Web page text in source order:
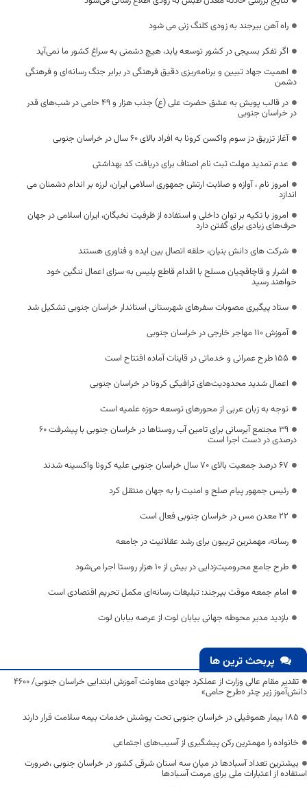
راه آهن بیرجند به زودی کلنگ زنی می شود
اگر تفکر بسیجی در کشور توسعه یابد، هیچ دشمنی به سراغ کشور ما نمی‌آید
اهمیت جهاد تبیین و برنامه‌ریزی دقیق فرهنگی در برابر جنگ رسانه‌ای و فرهنگی
دشمن
در قالب پویش به عشق حضرت علی (ع) جذب هزار و ۴۹ حامی در شب‌های قدر
در خراسان جنوبی
آغاز تزریق دز سوم واکسن کرونا به افراد بالای ۶۰ سال در خراسان جنوبی
عدم تمدید مهلت ثبت نام اصناف برای دریافت کد بهداشتی
امروز نام ، آوازه و صلابت ارتش جمهوری اسلامی ایران، لرزه بر اندام دشمنان می
اندازد
امروز با تکیه بر توان داخلی و استفاده از ظرفیت نخبگان، ایران اسلامی در جهان
حرف‌های زیادی برای گفتن دارد
شرکت های دانش بنیان، حلقه اتصال بین ایده و فناوری هستند
اشرار و قاچاقچیان مسلح با اقدام قاطع پلیس به سزای اعمال ننگین خود
خواهند رسید
ستاد پیگیری مصوبات سفرهای شهرستانی استاندار خراسان جنوبی تشکیل شد
آموزش 110 مهاجر خارجی در خراسان جنوبی
۱۵۵ طرح عمرانی و خدماتی در قاینات آماده افتتاح است
اعمال شدید محدودیت‌های ترافیکی کرونا در خراسان جنوبی
توجه به زبان عربی از محورهای توسعه حوزه علمیه است
۳۹ مجتمع آبرسانی برای تامین آب روستاها در خراسان جنوبی با پیشرفت ۶۰
درصدی در دست اجرا است
۶۷ درصد جمعیت بالای ۷۰ سال خراسان جنوبی علیه کرونا واکسینه شدند
رئیس جمهور پیام صلح و امنیت را به جهان منتقل کرد
۲۲ معدن مس در خراسان جنوبی فعال است
رسانه، مهمترین تریبون برای رشد عقلانیت در جامعه
طرح جامع محرومیت‌زدایی در بیش از ۱۰ هزار روستا اجرا می‌شود
امام جمعه موقت بیرجند: تبلیغات رسانه‌ای مکمل تحریم‌ اقتصادی است
بازدید مدیر محوطه جهانی بیابان لوت از عرصه بیابان لوت
پربحث ترین ها
تقدیر مقام عالی وزارت از عملکرد جهادی معاونت آموزش ابتدایی خراسان جنوبی/ ۴۶۰۰
دانش‌آموز زیر چتر «طرح حامی»
۱۸۵ بیمار هموفیلی در خراسان جنوبی تحت پوشش خدمات بیمه سلامت قرار دارند
خانواده را مهمترین رکن پیشگیری از آسیب‌های اجتماعی
بیشترین تعداد آسبادها در میان سه استان شرقی کشور در خراسان جنوبی ،ضرورت
استفاده از اعتبارات ملی برای مرمت آسبادها